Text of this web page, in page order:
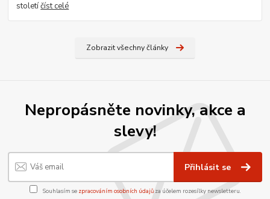
stoletíčíst celé
Zobrazit všechny články
Nepropásněte novinky, akce a
slevy!
Přihlásit se
Souhlasím se zpracováním osobních údajůza účelem rozesílky newsletteru.